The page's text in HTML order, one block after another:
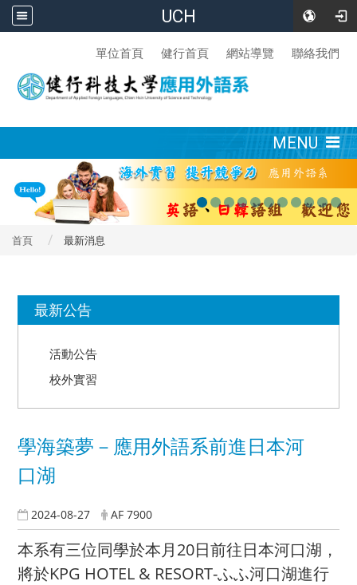
UCH
單位首頁 健行首頁 網站導覽 聯絡我們
MENU
首頁 最新消息
最新公告
活動公告
校外實習
學海築夢－應用外語系前進日本河
口湖
2024-08-27 AF 7900
本系有三位同學於本月20日前往日本河口湖，
將於KPG HOTEL & RESORT-ふふ河口湖進行